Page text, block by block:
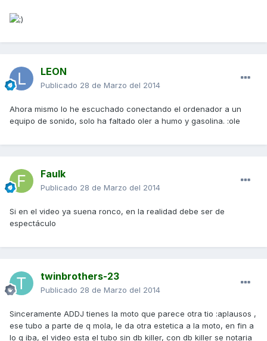
LEON
Publicado 28 de Marzo del 2014
Ahora mismo lo he escuchado conectando el ordenador a un
equipo de sonido, solo ha faltado oler a humo y gasolina. :ole
Faulk
Publicado 28 de Marzo del 2014
Si en el video ya suena ronco, en la realidad debe ser de
espectáculo
twinbrothers-23
Publicado 28 de Marzo del 2014
Sinceramente ADDJ tienes la moto que parece otra tio :aplausos ,
ese tubo a parte de q mola, le da otra estetica a la moto, en fin a
lo q iba, el video esta el tubo sin db killer, con db killer se notaria